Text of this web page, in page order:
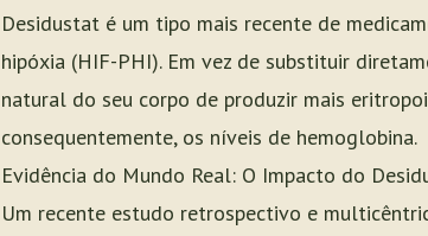
Desidustat é um tipo mais recente de
hipóxia (HIF-PHI). Em vez de substituir
natural do seu corpo de produzir mais
consequentemente, os níveis de hemoglobina.
Evidência do Mundo Real: O Impacto do
Um recente estudo retrospectivo e